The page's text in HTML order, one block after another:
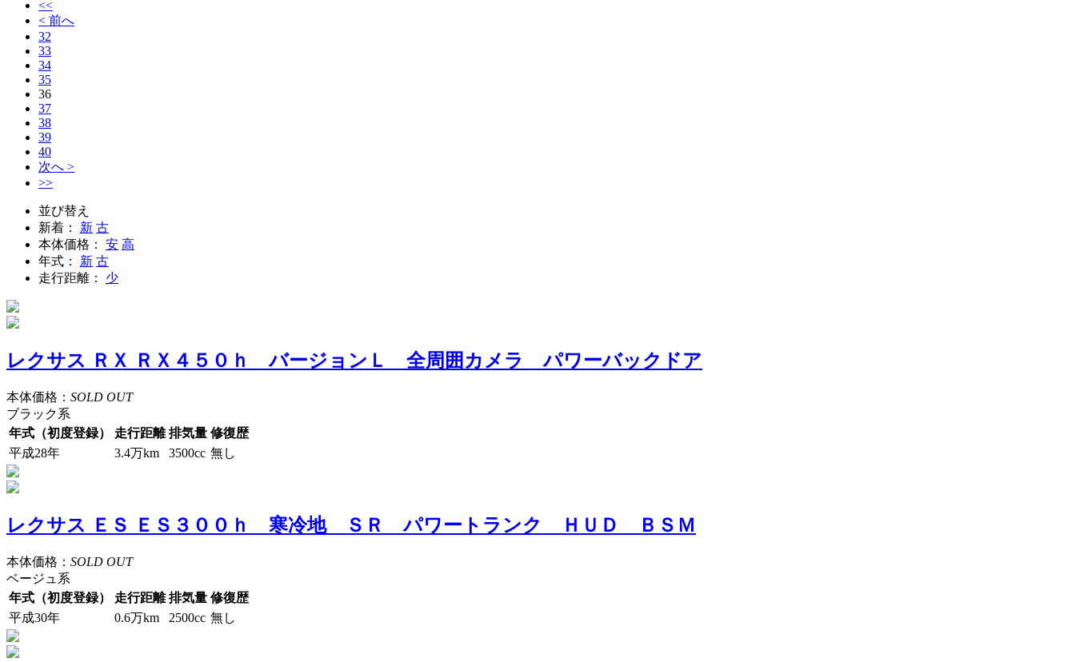
<<
< 前へ
32
33
34
35
36
37
38
39
40
次へ >
>>
並び替え
新着： 新 古
本体価格： 安 高
年式： 新 古
走行距離： 少
レクサス ＲＸ ＲＸ４５０ｈ バージョンＬ 全周囲カメラ パワーバックドア
本体価格： SOLD OUT
ブラック系
年式（初度登録）
走行距離 排気量 修復歴
平成28年
3.4万km 3500cc 無し
レクサス ＥＳ ＥＳ３００ｈ 寒冷地 ＳＲ パワートランク ＨＵＤ ＢＳＭ
本体価格： SOLD OUT
ベージュ系
年式（初度登録）
走行距離 排気量 修復歴
平成30年
0.6万km 2500cc 無し